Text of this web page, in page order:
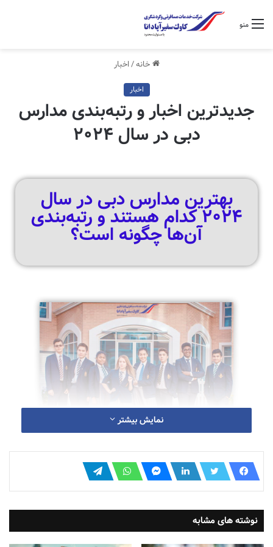
منو
خانه/اخبار
اخبار
جدیدترین اخبار و رتبه‌بندی مدارس
دبی در سال ۲۰۲۴
بهترین مدارس دبی در سال
۲۰۲۴ کدام هستند و رتبه‌بندی
آن‌ها چگونه است؟
تحصیلات در دبی همواره به عنوان یکی از اولویت‌های خانواده‌ها
و دانش‌آموزان مطرح بوده است. در سال تحصیلی ۲۰۲۳-۲۰۲۴،
ارزیابی و رتبه‌بندی مدارس خصوصی این امارت پرداخته است.
نمایش بیشتر
نوشته های مشابه